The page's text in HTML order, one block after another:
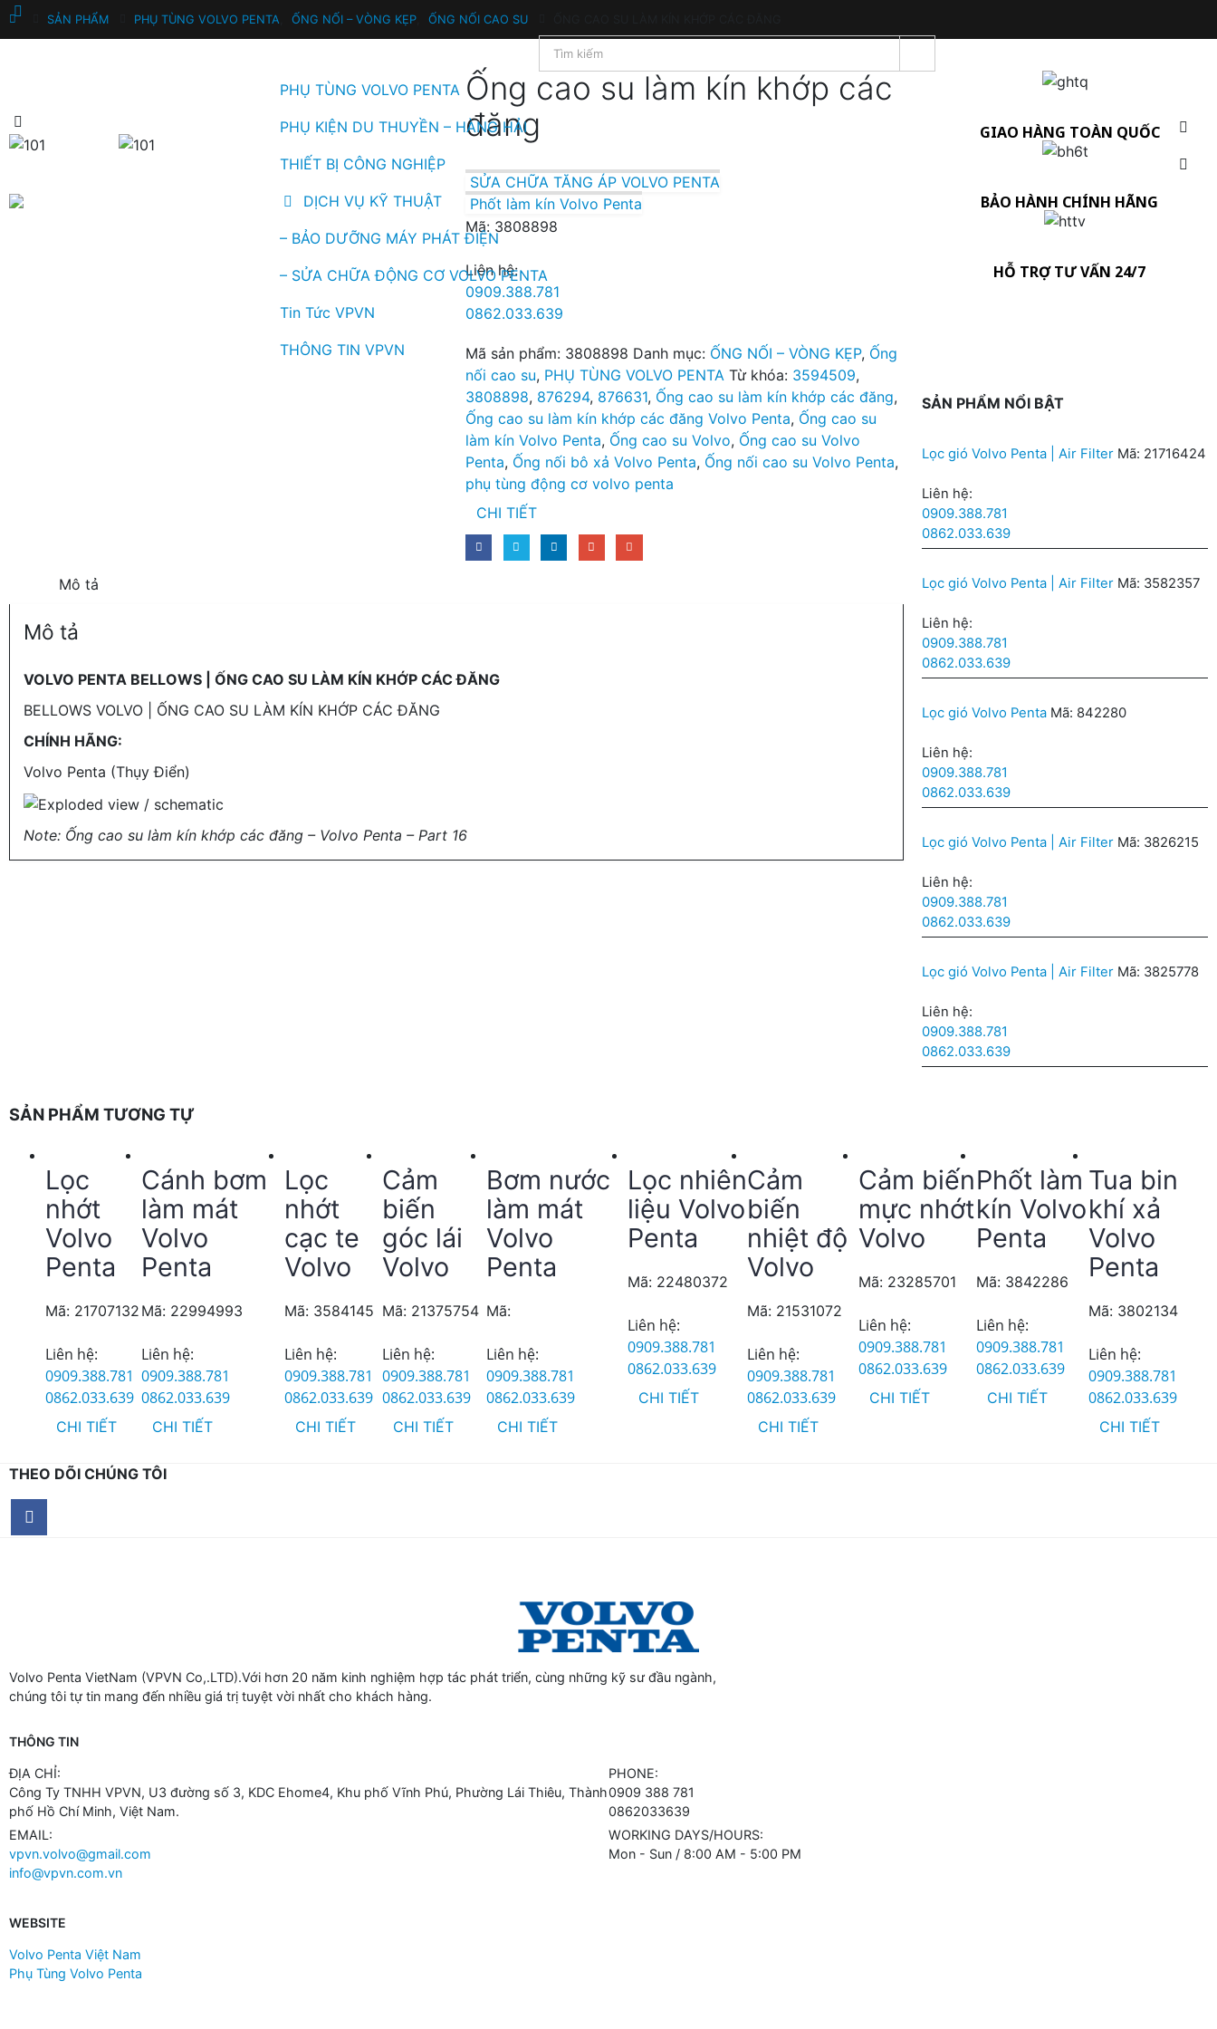
PHỤ TÙNG VOLVO PENTA
PHỤ KIỆN DU THUYỀN – HÀNG HẢI
THIẾT BỊ CÔNG NGHIỆP
DỊCH VỤ KỸ THUẬT
– BẢO DƯỠNG MÁY PHÁT ĐIỆN
– SỬA CHỮA ĐỘNG CƠ VOLVO PENTA
Tin Tức VPVN
THÔNG TIN VPVN
SẢN PHẨM PHỤ TÙNG VOLVO PENTA ỐNG NỐI – VÒNG KẸP ỐNG NỐI CAO SU
Ống cao su làm kín khớp các
đăng
SỬA CHỮA TĂNG ÁP VOLVO PENTA
Phốt làm kín Volvo Penta
Mã: 3808898
Liên hệ:
0909.388.781
0862.033.639
Mã sản phẩm: 3808898 Danh mục: ỐNG NỐI – VÒNG KẸP, Ống
nối cao su, PHỤ TÙNG VOLVO PENTA Từ khóa: 3594509,
3808898, 876294, 876631, Ống cao su làm kín khớp các đăng,
Ống cao su làm kín khớp các đăng Volvo Penta, Ống cao su
làm kín Volvo Penta, Ống cao su Volvo, Ống cao su Volvo
Penta, Ống nối bô xả Volvo Penta, Ống nối cao su Volvo Penta,
phụ tùng động cơ volvo penta
CHI TIẾT
Mô tả
Mô tả
VOLVO PENTA BELLOWS | ỐNG CAO SU LÀM KÍN KHỚP CÁC ĐĂNG
BELLOWS VOLVO | ỐNG CAO SU LÀM KÍN KHỚP CÁC ĐĂNG
CHÍNH HÃNG:
Volvo Penta (Thụy Điển)
Note: Ống cao su làm kín khớp các đăng – Volvo Penta – Part 16
GIAO HÀNG TOÀN QUỐC
BẢO HÀNH CHÍNH HÃNG
HỖ TRỢ TƯ VẤN 24/7
SẢN PHẨM NỔI BẬT
Lọc gió Volvo Penta | Air Filter Mã: 21716424
Liên hệ:
0909.388.781
0862.033.639
Lọc gió Volvo Penta | Air Filter Mã: 3582357
Liên hệ:
0909.388.781
0862.033.639
Lọc gió Volvo Penta Mã: 842280
Liên hệ:
0909.388.781
0862.033.639
Lọc gió Volvo Penta | Air Filter Mã: 3826215
Liên hệ:
0909.388.781
0862.033.639
Lọc gió Volvo Penta | Air Filter Mã: 3825778
Liên hệ:
0909.388.781
0862.033.639
SẢN PHẨM TƯƠNG TỰ
Lọc
nhớt
Volvo
Penta
Mã: 21707132
Liên hệ:
0909.388.781
0862.033.639
CHI TIẾT
Cánh bơm
làm mát
Volvo
Penta
Mã: 22994993
Liên hệ:
0909.388.781
0862.033.639
CHI TIẾT
Lọc
nhớt
cạc te
Volvo
Mã: 3584145
Liên hệ:
0909.388.781
0862.033.639
CHI TIẾT
Cảm
biến
góc lái
Volvo
Mã: 21375754
Liên hệ:
0909.388.781
0862.033.639
CHI TIẾT
Bơm nước
làm mát
Volvo
Penta
Mã:
Liên hệ:
0909.388.781
0862.033.639
CHI TIẾT
Lọc nhiên
liệu Volvo
Penta
Mã: 22480372
Liên hệ:
0909.388.781
0862.033.639
CHI TIẾT
Cảm
biến
nhiệt độ
Volvo
Mã: 21531072
Liên hệ:
0909.388.781
0862.033.639
CHI TIẾT
Cảm biến
mực nhớt
Volvo
Mã: 23285701
Liên hệ:
0909.388.781
0862.033.639
CHI TIẾT
Phốt làm
kín Volvo
Penta
Mã: 3842286
Liên hệ:
0909.388.781
0862.033.639
CHI TIẾT
Tua bin
khí xả
Volvo
Penta
Mã: 3802134
Liên hệ:
0909.388.781
0862.033.639
CHI TIẾT
THEO DÕI CHÚNG TÔI
Volvo Penta VietNam (VPVN Co,.LTD).Với hơn 20 năm kinh nghiệm hợp tác phát triển, cùng những kỹ sư đầu ngành,
chúng tôi tự tin mang đến nhiều giá trị tuyệt vời nhất cho khách hàng.
THÔNG TIN
ĐỊA CHỈ:
Công Ty TNHH VPVN, U3 đường số 3, KDC Ehome4, Khu phố Vĩnh Phú, Phường Lái Thiêu, Thành
phố Hồ Chí Minh, Việt Nam.
PHONE:
0909 388 781
0862033639
EMAIL:
vpvn.volvo@gmail.com
info@vpvn.com.vn
WORKING DAYS/HOURS:
Mon - Sun / 8:00 AM - 5:00 PM
WEBSITE
Volvo Penta Việt Nam
Phụ Tùng Volvo Penta